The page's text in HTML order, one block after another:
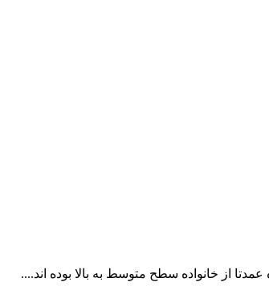
از خانواده سطح متوسط به بالا بوده اند....